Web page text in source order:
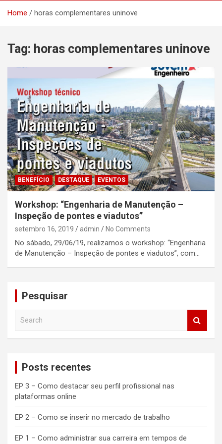
Home horas complementares uninove
Tag: horas complementares uninove
BENEFÍCIO DESTAQUE EVENTOS
Workshop: “Engenharia de Manutenção –
Inspeção de pontes e viadutos”
setembro 16, 2019 admin No Comments
No sábado, 29/06/19, realizamos o workshop: “Engenharia
de Manutenção – Inspeção de pontes e viadutos”, com…
Pesquisar
Posts recentes
EP 3 – Como destacar seu perfil profissional nas
plataformas online
EP 2 – Como se inserir no mercado de trabalho
EP 1 – Como administrar sua carreira em tempos de